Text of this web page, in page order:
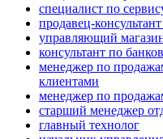
специалист по
продавец-
управляющий
консультант по
менеджер по
клиентами
менеджер по
старший менеджер
главный технолог